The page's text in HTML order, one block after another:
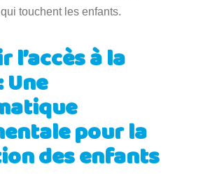
touchent les enfants.
à la
pour la
des enfants